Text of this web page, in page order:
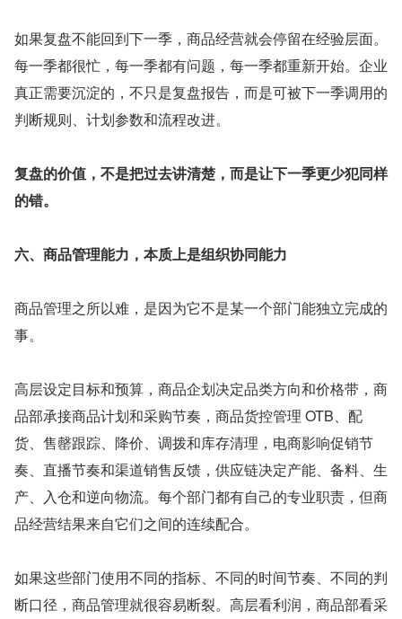
如果复盘不能回到下一季，商品经营就会停留在经验层面。
每一季都很忙，每一季都有问题，每一季都重新开始。企业
真正需要沉淀的，不只是复盘报告，而是可被下一季调用的
判断规则、计划参数和流程改进。
复盘的价值，不是把过去讲清楚，而是让下一季更少犯同样
的错。
六、商品管理能力，本质上是组织协同能力
商品管理之所以难，是因为它不是某一个部门能独立完成的
事。
高层设定目标和预算，商品企划决定品类方向和价格带，商
品部承接商品计划和采购节奏，商品货控管理 OTB、配
货、售罄跟踪、降价、调拨和库存清理，电商影响促销节
奏、直播节奏和渠道销售反馈，供应链决定产能、备料、生
产、入仓和逆向物流。每个部门都有自己的专业职责，但商
品经营结果来自它们之间的连续配合。
如果这些部门使用不同的指标、不同的时间节奏、不同的判
断口径，商品管理就很容易断裂。高层看利润，商品部看采